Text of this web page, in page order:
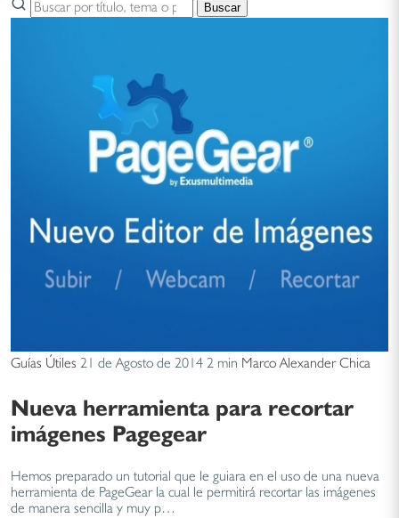
Buscar
Guías Útiles 21 de Agosto de 2014 2 min Marco Alexander Chica
Nueva herramienta para recortar
imágenes Pagegear
Hemos preparado un tutorial que le guiara en el uso de una nueva
herramienta de PageGear la cual le permitirá recortar las imágenes
de manera sencilla y muy p…